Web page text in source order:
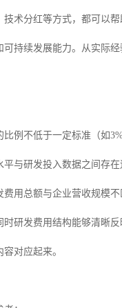
术分红等方式，都可以
持续发展能力。从实际
例不低于一定标准（如
与研发投入数据之间存在
用总额与企业营收规模不
研发费用结构能够清晰
对应起来。